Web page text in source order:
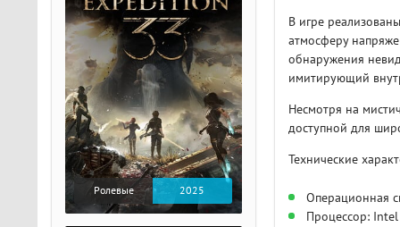
В игре
атмосферу
обнаружения
имитирующий
Несмотря на
доступной для
Технические
Операционная
Процессор:
Ролевые 2025